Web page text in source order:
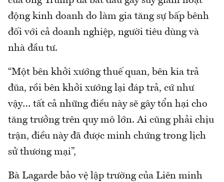
động kinh doanh do làm gia tăng sự bấp bênh
đối với cả doanh nghiệp, người tiêu dùng và
nhà đầu tư.
“Một bên khởi xướng thuế quan, bên kia trả
đũa, rồi bên khởi xướng lại đáp trả, cứ như
vậy… tất cả những điều này sẽ gây tổn hại cho
tăng trưởng trên quy mô lớn. Ai cũng phải chịu
trận, điều này đã được minh chứng trong lịch
sử thương mại”,
Bà Lagarde bảo vệ lập trường của Liên minh